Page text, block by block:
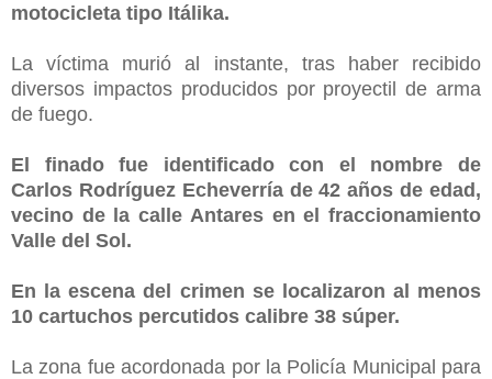
motocicleta tipo Itálika.
La víctima murió al instante, tras haber recibido
diversos impactos producidos por proyectil de arma
de fuego.
El finado fue identificado con el nombre de
Carlos Rodríguez Echeverría de 42 años de edad,
vecino de la calle Antares en el fraccionamiento
Valle del Sol.
En la escena del crimen se localizaron al menos
10 cartuchos percutidos calibre 38 súper.
La zona fue acordonada por la Policía Municipal para